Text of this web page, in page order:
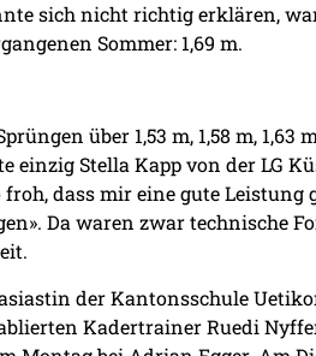
sich nicht richtig erklären,
Sommer: 1,69 m.
über 1,53 m, 1,58 m,
einzig Stella Kapp von der LG
dass mir eine gute Leistung
Da waren zwar technische
der Kantonsschule
Kadertrainer Ruedi